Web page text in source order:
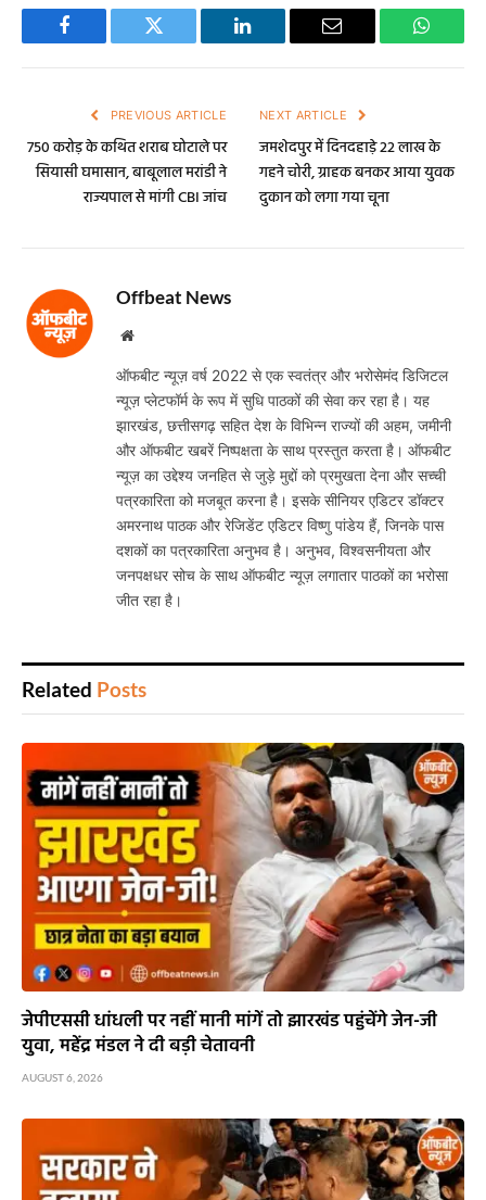
Facebook Twitter LinkedIn Email
PREVIOUS ARTICLE
750 करोड़ के कथित शराब घोटाले पर
सियासी घमासान, बाबूलाल मरांडी ने
राज्यपाल से मांगी CBI जांच
NEXT ARTICLE
जमशेदपुर में दिनदहाड़े 22 लाख के
गहने चोरी, ग्राहक बनकर आया युवक
दुकान को लगा गया चूना
Offbeat News
Website
ऑफबीट न्यूज़ वर्ष 2022 से एक स्वतंत्र और भरोसेमंद डिजिटल
न्यूज़ प्लेटफॉर्म के रूप में सुधि पाठकों की सेवा कर रहा है। यह
झारखंड, छत्तीसगढ़ सहित देश के विभिन्न राज्यों की अहम, जमीनी
और ऑफबीट खबरें निष्पक्षता के साथ प्रस्तुत करता है। ऑफबीट
न्यूज़ का उद्देश्य जनहित से जुड़े मुद्दों को प्रमुखता देना और सच्ची
पत्रकारिता को मजबूत करना है। इसके सीनियर एडिटर डॉक्टर
अमरनाथ पाठक और रेजिडेंट एडिटर विष्णु पांडेय हैं, जिनके पास
दशकों का पत्रकारिता अनुभव है। अनुभव, विश्वसनीयता और
जनपक्षधर सोच के साथ ऑफबीट न्यूज़ लगातार पाठकों का भरोसा
जीत रहा है।
Related Posts
जेपीएससी धांधली पर नहीं मानी मांगें तो झारखंड पहुंचेंगे जेन-जी
युवा, महेंद्र मंडल ने दी बड़ी चेतावनी
AUGUST 6, 2026